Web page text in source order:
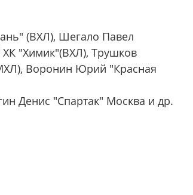
(ВХЛ), Шегало Павел
"Химик"(ВХЛ), Трушков
Воронин Юрий "Красная
Денис "Спартак" Москва и др.